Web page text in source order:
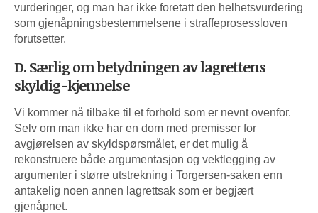
vurderinger, og man har ikke foretatt den helhetsvurdering
som gjenåpningsbestemmelsene i straffeprosessloven
forutsetter.
D. Særlig om betydningen av lagrettens
skyldig-kjennelse
Vi kommer nå tilbake til et forhold som er nevnt ovenfor.
Selv om man ikke har en dom med premisser for
avgjørelsen av skyldspørsmålet, er det mulig å
rekonstruere både argumentasjon og vektlegging av
argumenter i større utstrekning i Torgersen-saken enn
antakelig noen annen lagrettsak som er begjært
gjenåpnet.